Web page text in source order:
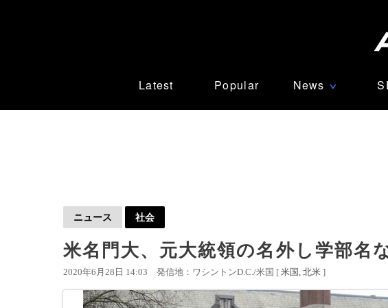
Latest Popular News ∨
ニュース 社会
米名門大、元大統領の名外し学部名
2020年6月28日 14:03 発信地：ワシントンD.C./米国 [ 米国 北米 ]